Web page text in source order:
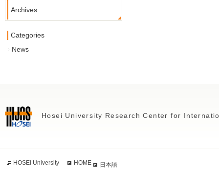
Archives
Categories
News
Hosei University Research Center for
HOSEI University HOME 日本語